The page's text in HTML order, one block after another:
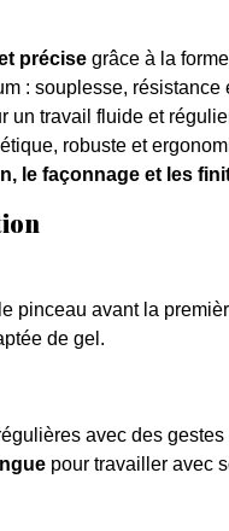
précise grâce à la
: souplesse, résistance
un travail fluide et
robuste et
le façonnage et les
pinceau avant la
de gel.
avec des gestes
pour travailler avec